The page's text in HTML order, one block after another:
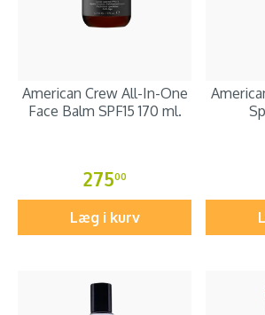
American Crew All-In-One
Face Balm SPF15 170 ml.
27500
Læg i kurv